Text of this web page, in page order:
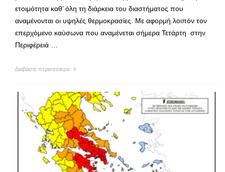
ετοιμότητα καθ’ όλη τη διάρκεια του διαστήματος που
αναμένονται οι υψηλές θερμοκρασίες. Με αφορμή λοιπόν τον
επερχόμενο καύσωνα που αναμένεται σήμερα Τετάρτη στην
Περιφέρειά …
Διαβάστε περισσότερα